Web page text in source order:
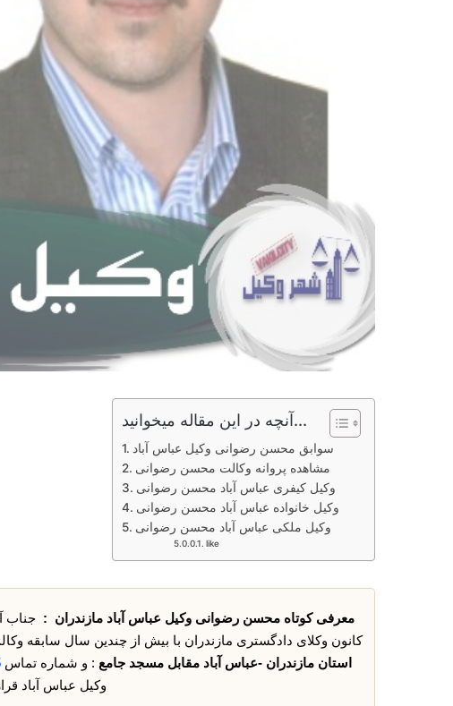
آنچه در این مقاله میخوانید...
سوابق محسن رضوانی وکیل عباس آباد
مشاهده پروانه وکالت محسن رضوانی
وکیل کیفری عباس آباد محسن رضوانی
وکیل خانواده عباس آباد محسن رضوانی
وکیل ملکی عباس آباد محسن رضوانی
like
معرفی کوتاه محسن رضوانی وکیل عباس آباد مازندران : جناب
کانون وکلای دادگستری مازندران با بیش از چندین سال سابقه
استان مازندران -عباس آباد مقابل مسجد جامع : و شماره تماس
وکیل عباس آباد